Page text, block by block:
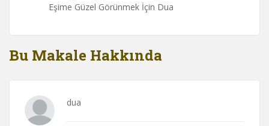
Eşime Güzel Görünmek İçin Dua
Bu Makale Hakkında
dua